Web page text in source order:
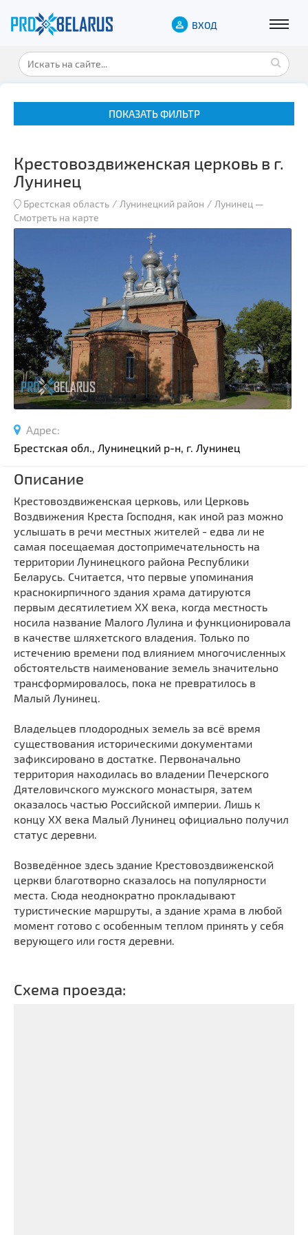
ВХОД
ПОКАЗАТЬ ФИЛЬТР
Военная история
Гражданская архитектура
Спортивные сооружения
Производства
Ратуши
Родовые усадьбы
Садово-парковая архитектура
Озера и водоемы
Памятники археологии
Памятники геодезии
Памятники природы
Памятники известным людям
Церкви
Монастыри
Костелы
Мечети
Часовни
Кирхи
Культурные центры
Театры
Галереи
Концертные залы
Выберите область
Выберите район
Выберите населенный пункт
Выберите направление
Крестовоздвиженская церковь в г.
Лунинец
Брестская область Лунинецкий район Лунинец —
Смотреть на карте
Адрес:
Брестская обл., Лунинецкий р-н, г. Лунинец
Описание
Крестовоздвиженская церковь, или Церковь
Воздвижения Креста Господня, как иной раз можно
услышать в речи местных жителей - едва ли не
самая посещаемая достопримечательность на
территории Лунинецкого района Республики
Беларусь. Считается, что первые упоминания
краснокирпичного здания храма датируются
первым десятилетием XX века, когда местность
носила название Малого Лулина и функционировала
в качестве шляхетского владения. Только по
истечению времени под влиянием многочисленных
обстоятельств наименование земель значительно
трансформировалось, пока не превратилось в
Малый Лунинец.
Владельцев плодородных земель за всё время
существования историческими документами
зафиксировано в достатке. Первоначально
территория находилась во владении Печерского
Дятеловичского мужского монастыря, затем
оказалось частью Российской империи. Лишь к
концу XX века Малый Лунинец официально получил
статус деревни.
Возведённое здесь здание Крестовоздвиженской
церкви благотворно сказалось на популярности
места. Сюда неоднократно прокладывают
туристические маршруты, а здание храма в любой
момент готово с особенным теплом принять у себя
верующего или гостя деревни.
Схема проезда: